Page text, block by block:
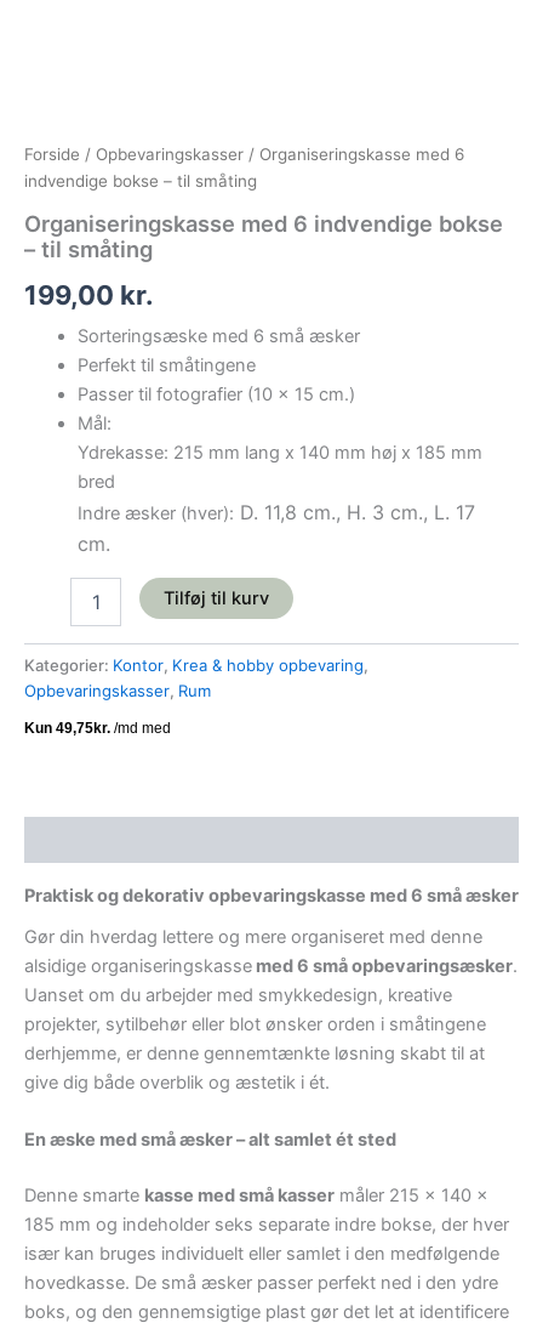
Forside / Opbevaringskasser / Organiseringskasse med 6
indvendige bokse – til småting
Organiseringskasse med 6 indvendige bokse
– til småting
199,00 kr.
Sorteringsæske med 6 små æsker
Perfekt til småtingene
Passer til fotografier (10 x 15 cm.)
Mål:
Ydrekasse: 215 mm lang x 140 mm høj x 185 mm
bred
Indre æsker (hver): D. 11,8 cm., H. 3 cm., L. 17
cm.
Tilføj til kurv
Kategorier: Kontor, Krea & hobby opbevaring,
Opbevaringskasser, Rum
Praktisk og dekorativ opbevaringskasse med 6 små æsker
Gør din hverdag lettere og mere organiseret med denne
alsidige organiseringskasse med 6 små opbevaringsæsker.
Uanset om du arbejder med smykkedesign, kreative
projekter, sytilbehør eller blot ønsker orden i småtingene
derhjemme, er denne gennemtænkte løsning skabt til at
give dig både overblik og æstetik i ét.
En æske med små æsker – alt samlet ét sted
Denne smarte kasse med små kasser måler 215 x 140 x
185 mm og indeholder seks separate indre bokse, der hver
især kan bruges individuelt eller samlet i den medfølgende
hovedkasse. De små æsker passer perfekt ned i den ydre
boks, og den gennemsigtige plast gør det let at identificere